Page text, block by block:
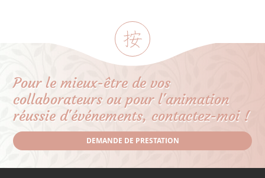
Pour le mieux-être de vos
collaborateurs ou pour l'animation
réussie d'événements, contactez-moi !
DEMANDE DE PRESTATION